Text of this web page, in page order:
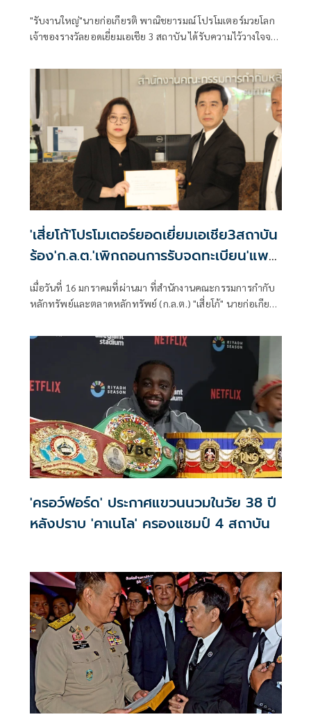
"รับงานใหญ่"นายก่อเกียรติ พาณิชยารมณ์ โปรโมเตอร์มวยโลก
เจ้าของรางวัลยอดเยี่ยมเอเชีย 3 สถาบัน ได้รับความไว้วางใจจาก
โปรโมเตอร์จัดการแข่งขันมวยร่วมกับนายสรวีร์ ฤิทธิชัย "เสี่ยโก้"
มั่นใจใช้ประสบการณ์ที่มีจัดศึกมวยไทยให้เวทีลุมพินีกลับมา
คึกคักมีสีสัน และปั้นนักมวยไทยดาวรุ่งสู่ถนนกำปั้นโลกต่อไป
'เสี่ยโก้'โปรโมเตอร์ยอดเยี่ยมเอเชีย3สถาบัน
ร้อง'ก.ล.ต.'เพิกถอนการรับจดทะเบียน'แพ
ลนบี' ข้อหาปลอมแปลงเอกสาร
เมื่อวันที่ 16 มกราคมที่ผ่านมา ที่สำนักงานคณะกรรมการกำกับ
หลักทรัพย์และตลาดหลักทรัพย์ (ก.ล.ต.) "เสี่ยโก้" นายก่อเกียรติ
3 สถาบัน เดินหน้าร้องขอความเป็นธรรม นำคณะสื่อมวลชนร้อง
ต่อ สำนักงานคณะกรรมการกำกับหลักทรัพย์และ
ตลาดหลักทรัพย์ (ก.ล.ต.) ให้ตรวจสอบหนังสือบริคณห์สนธิ
และเพิกถอนการรับจดทะเบียนนิติบุคคล บริษัท แพลน บี มีเดีย
'ครอว์ฟอร์ด' ประกาศแขวนนวมในวัย 38 ปี
หลังปราบ 'คาเนโล' ครองแชมป์ 4 สถาบัน